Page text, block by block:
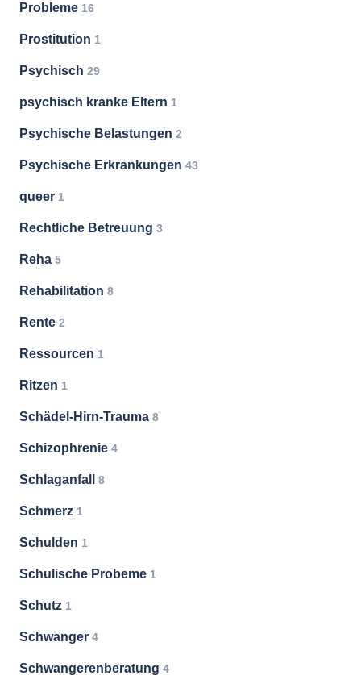
Probleme 16
Prostitution 1
Psychisch 29
psychisch kranke Eltern 1
Psychische Belastungen 2
Psychische Erkrankungen 43
queer 1
Rechtliche Betreuung 3
Reha 5
Rehabilitation 8
Rente 2
Ressourcen 1
Ritzen 1
Schädel-Hirn-Trauma 8
Schizophrenie 4
Schlaganfall 8
Schmerz 1
Schulden 1
Schulische Probeme 1
Schutz 1
Schwanger 4
Schwangerenberatung 4